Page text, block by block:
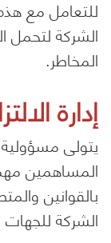
للتعامل مع
الشركة لتحمل
المخاطر.
إدارة
يتولى مسؤولية
المساهمين
بالقوانين
الشركة للجهات